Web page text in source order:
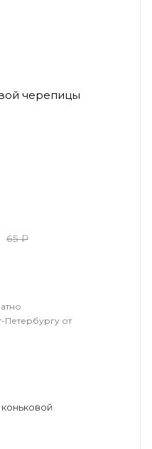
65₽
Петербургу от